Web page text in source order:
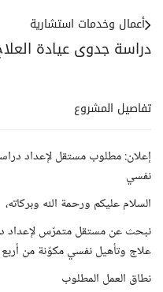
دراسة جدوى عيادة
أعمال وخدمات استشارية
تفاصيل المشروع
إعلان: مطلوب مستقل لإعداد
نفسي
السلام عليكم ورحمة الله وبركاته،
نبحث عن مستقل متمرّس لإعداد
علاج وتأهيل نفسي مكوّنة من
نطاق العمل المطلوب